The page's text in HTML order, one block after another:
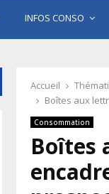
INFOS CONSO
Accueil
Boîtes aux
Consommation
Boîtes